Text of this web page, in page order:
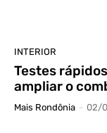
INTERIOR
Testes
ampliar o
Mais Rondônia - 02/